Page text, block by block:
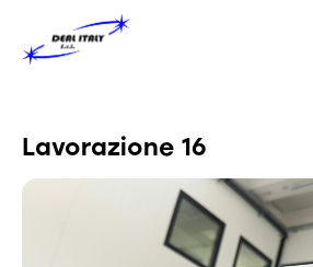
Lavorazione 16